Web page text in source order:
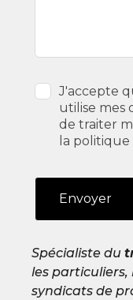
J'accepte
utilise mes
de traiter
la
Envoyer
Spécialiste du
les particuliers,
syndicats de